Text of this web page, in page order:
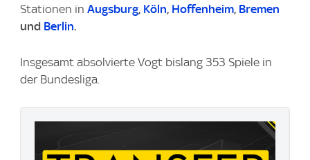
Stationen in Augsburg, Köln, Hoffenheim, Bremen
und Berlin.
Insgesamt absolvierte Vogt bislang 353 Spiele in
der Bundesliga.